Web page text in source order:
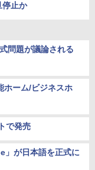
止か
問題が議論される
ホーム/ビジネスホ
で発売
」が日本語を正式に